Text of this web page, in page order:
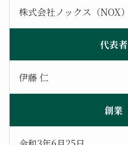
株式会社ノックス（NOX）
代表者
伊藤 仁
創業